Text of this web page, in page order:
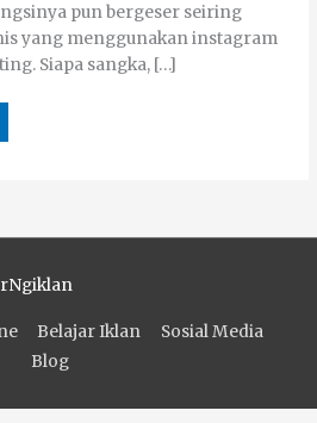
pun bergeser seiring
yang menggunakan instagram
Siapa sangka, […]
Belajar Iklan
Sosial Media
Blog